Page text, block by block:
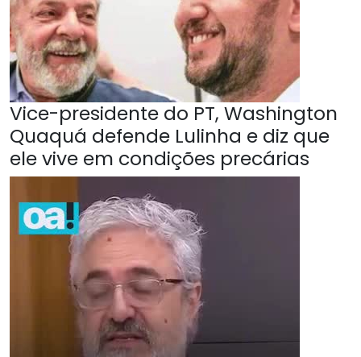
Vice-presidente do PT, Washington
Quaquá defende Lulinha e diz que
ele vive em condições precárias